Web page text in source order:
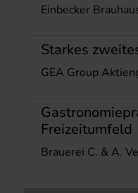
Einbecker
Starkes
GEA Group
Freizeitumfeld
Brauerei C. & A.